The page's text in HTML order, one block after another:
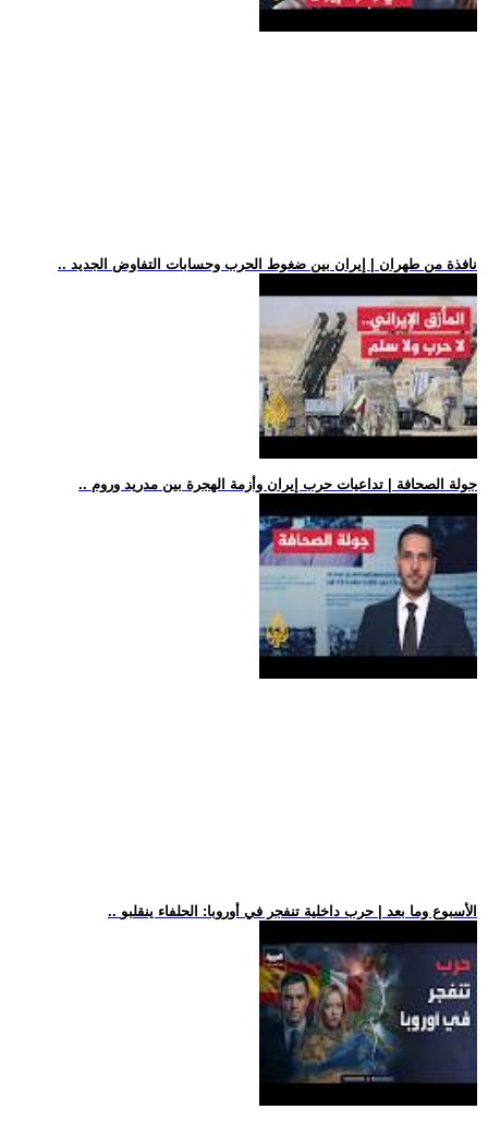
.. نافذة من طهران | إيران بين ضغوط الحرب وحسابات التفاوض الجديد
.. جولة الصحافة | تداعيات حرب إيران وأزمة الهجرة بين مدريد وروم
.. الأسبوع وما بعد | حرب داخلية تنفجر في أوروبا: الحلفاء ينقلبو